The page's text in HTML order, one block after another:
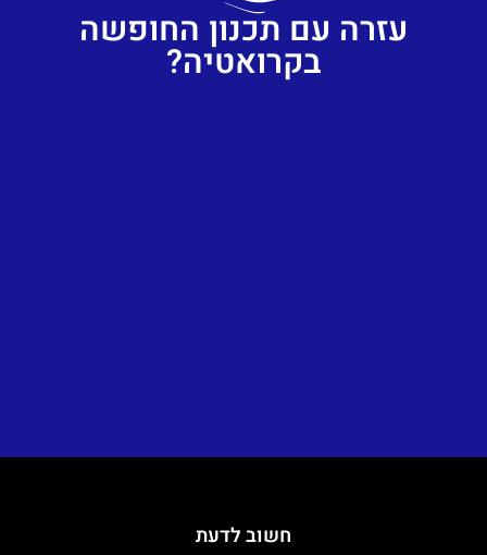
עזרה עם תכנון החופשה
בקרואטיה?
חשוב לדעת